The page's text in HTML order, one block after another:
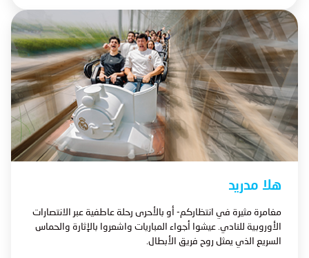
هلا مدريد
مغامرة مثيرة في انتظاركم- أو بالأحرى رحلة عاطفية عبر الانتصارات
الأوروبية للنادي. عيشوا أجواء المباريات واشعروا بالإثارة والحماس
السريع الذي يمثل روح فريق الأبطال.